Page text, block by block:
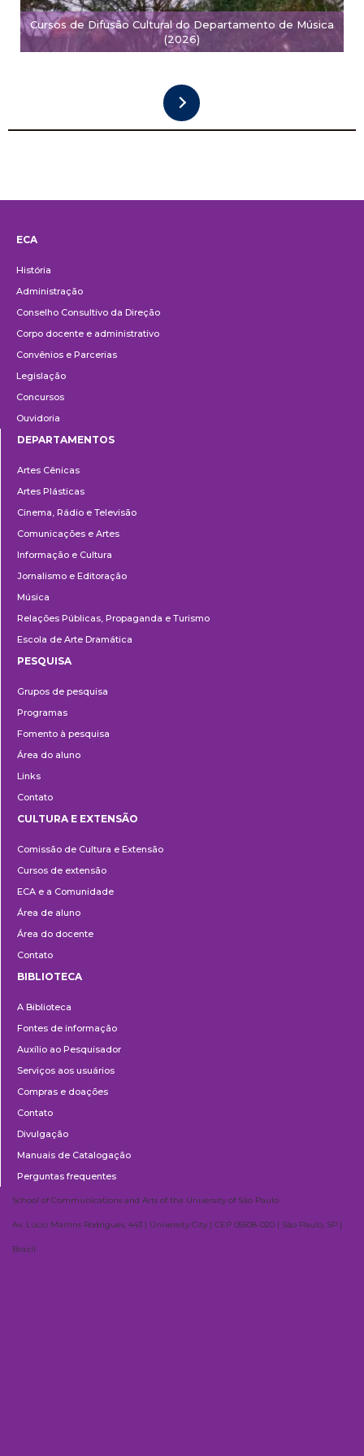
Cursos de Difusão Cultural do Departamento de Música
(2026)
ECA
História
Administração
Conselho Consultivo da Direção
Corpo docente e administrativo
Convênios e Parcerias
Legislação
Concursos
Ouvidoria
DEPARTAMENTOS
Artes Cênicas
Artes Plásticas
Cinema, Rádio e Televisão
Comunicações e Artes
Informação e Cultura
Jornalismo e Editoração
Música
Relações Públicas, Propaganda e Turismo
Escola de Arte Dramática
PESQUISA
Grupos de pesquisa
Programas
Fomento à pesquisa
Área do aluno
Links
Contato
e
Extensão
CULTURA E EXTENSÃO
Comissão de Cultura e Extensão
Cursos de extensão
ECA e a Comunidade
Área de aluno
Área do docente
Contato
BIBLIOTECA
A Biblioteca
Fontes de informação
Auxílio ao Pesquisador
Serviços aos usuários
Compras e doações
Contato
Divulgação
Manuais de Catalogação
Perguntas frequentes
School of Communications and Arts of the University of São Paulo
Av. Lúcio Martins Rodrigues, 443 | University City | CEP 05508-020 | São Paulo, SP |
Brazil